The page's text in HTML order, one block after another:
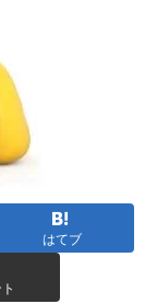
はてブ